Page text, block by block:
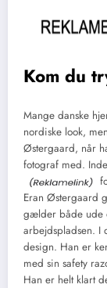
Kom du
Mange danske
nordiske look,
Østergaard, når
fotograf med.
Eran Østergaard
gælder både ude
arbejdspladsen. I
design. Han er
med sin safety
Han er helt klart